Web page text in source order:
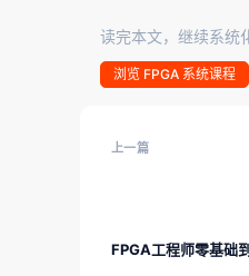
读完本文，继续系统
浏览 FPGA 系统课程
上一篇
FPGA工程师零基础